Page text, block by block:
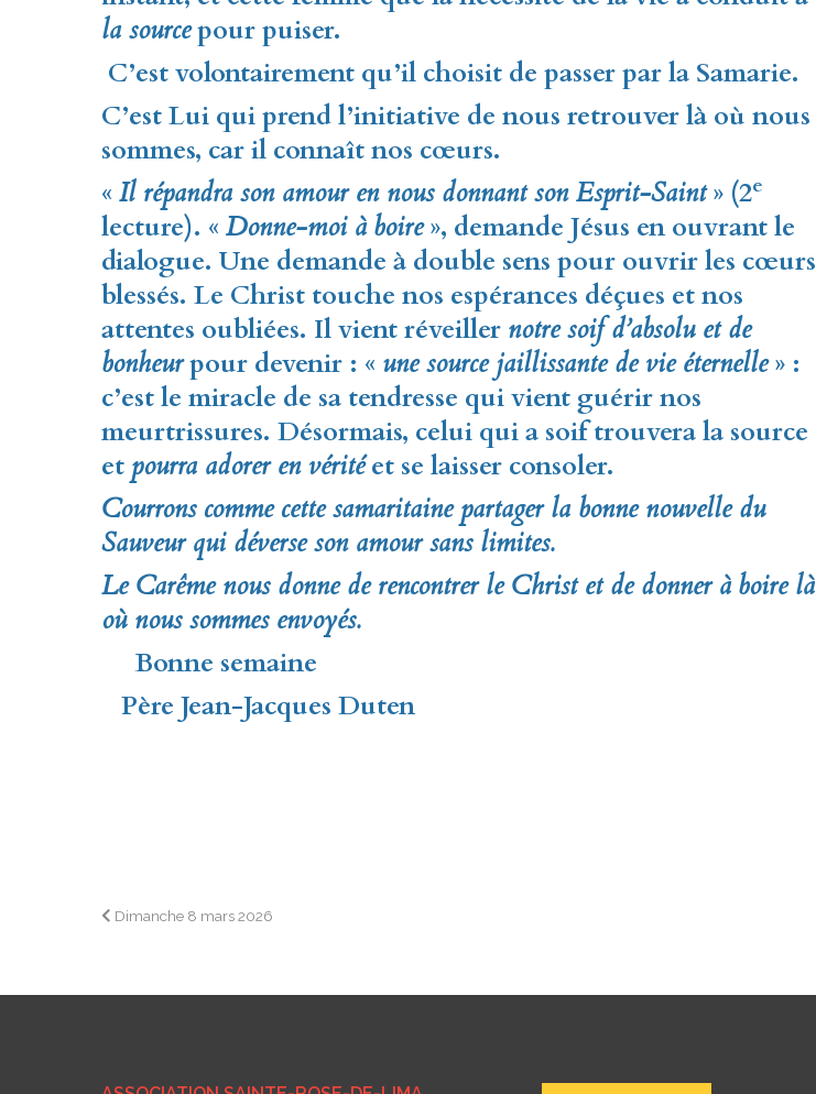
la sourcepour puiser.
C’est volontairement qu’il choisit de passer par la Samarie.
C’est Lui qui prend l’initiative de nous retrouver là où nous
sommes, car il connaît nos cœurs.
« Il répandra son amour en nous donnant son Esprit-Saint» (2e
lecture). « Donne-moi à boire», demande Jésus en ouvrant le
dialogue. Une demande à double sens pour ouvrir les cœurs
blessés. Le Christ touche nos espérances déçues et nos
attentes oubliées. Il vient réveiller notre soif d’absolu et de
bonheurpour devenir : « une source jaillissante de vie éternelle» :
c’est le miracle de sa tendresse qui vient guérir nos
meurtrissures. Désormais, celui qui a soif trouvera la source
et pourra adorer en véritéet se laisser consoler.
Courrons comme cette samaritaine partager la bonne nouvelle du
Sauveur qui déverse son amour sans limites.
Le Carême nous donne de rencontrer le Christ et de donner à boire là
où nous sommes envoyés.
Bonne semaine
Père Jean-Jacques Duten
Navigation
Dimanche 8 mars 2026